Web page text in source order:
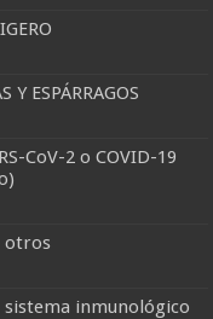
Y ESPÁRRAGOS
CoV-2 o COVID-19
otros
sistema inmunológico